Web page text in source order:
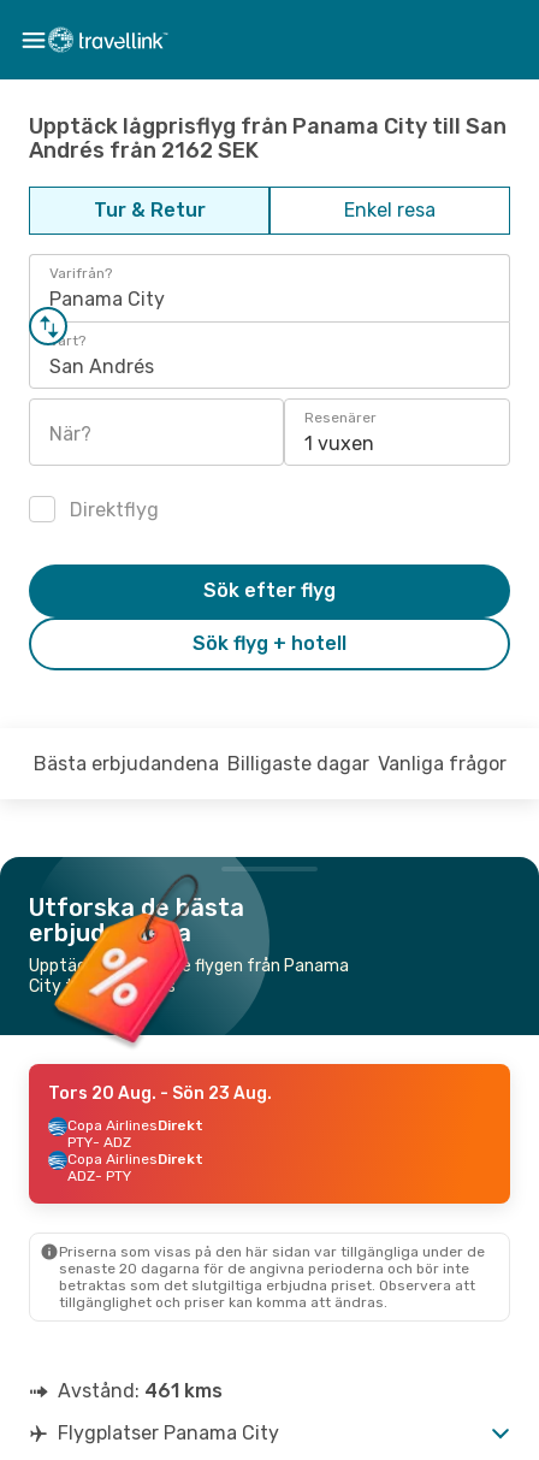
Upptäck lågprisflyg från Panama City till San
Andrés från 2162 SEK
Tur & Retur Enkel resa
Varifrån?
Panama City
Vart?
San Andrés
När?
Resenärer
1 vuxen
Direktflyg
Sök flyg + hotell
Sök efter flyg
Bästa erbjudandena Billigaste dagar Vanliga frågor
Utforska de bästa
erbjudandena
Upptäck de billigaste flygen från Panama
City till San Andrés
Tors 20 Aug. - Sön 23 Aug.
Copa AirlinesDirekt
PTY- ADZ
Copa AirlinesDirekt
ADZ- PTY
Priserna som visas på den här sidan var tillgängliga under de
senaste 20 dagarna för de angivna perioderna och bör inte
betraktas som det slutgiltiga erbjudna priset. Observera att
tillgänglighet och priser kan komma att ändras.
Avstånd: 461 kms
Flygplatser Panama City